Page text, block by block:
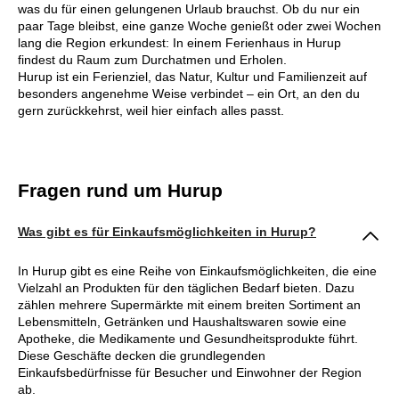
was du für einen gelungenen Urlaub brauchst. Ob du nur ein
paar Tage bleibst, eine ganze Woche genießt oder zwei Wochen
lang die Region erkundest: In einem Ferienhaus in Hurup
findest du Raum zum Durchatmen und Erholen.
Hurup ist ein Ferienziel, das Natur, Kultur und Familienzeit auf
besonders angenehme Weise verbindet – ein Ort, an den du
gern zurückkehrst, weil hier einfach alles passt.
Fragen rund um Hurup
Was gibt es für Einkaufsmöglichkeiten in Hurup?
In Hurup gibt es eine Reihe von Einkaufsmöglichkeiten, die eine
Vielzahl an Produkten für den täglichen Bedarf bieten. Dazu
zählen mehrere Supermärkte mit einem breiten Sortiment an
Lebensmitteln, Getränken und Haushaltswaren sowie eine
Apotheke, die Medikamente und Gesundheitsprodukte führt.
Diese Geschäfte decken die grundlegenden
Einkaufsbedürfnisse für Besucher und Einwohner der Region
ab.